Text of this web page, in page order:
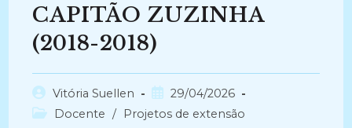
CAPITÃO ZUZINHA
(2018-2018)
Autor
do
Vitória Suellen
Post
publicado:
29/04/2026
Categoria
Docente / Projetos de extensão